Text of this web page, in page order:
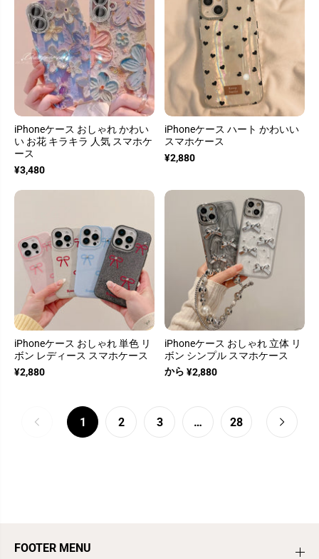
iPhoneケース おしゃれ かわい
い お花 キラキラ 人気 スマホケ
ース
¥3,480
iPhoneケース ハート かわいい
スマホケース
¥2,880
iPhoneケース おしゃれ 単色 リ
ボン レディース スマホケース
¥2,880
iPhoneケース おしゃれ 立体 リ
ボン シンプル スマホケース
から ¥2,880
1 2 3 … 28
FOOTER MENU